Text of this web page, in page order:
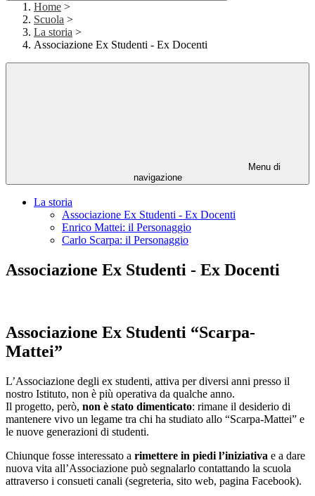
Home >
Scuola >
La storia >
Associazione Ex Studenti - Ex Docenti
Menu di
navigazione
La storia
Associazione Ex Studenti - Ex Docenti
Enrico Mattei: il Personaggio
Carlo Scarpa: il Personaggio
Associazione Ex Studenti - Ex Docenti
Associazione Ex Studenti “Scarpa-
Mattei”
L’Associazione degli ex studenti, attiva per diversi anni presso il
nostro Istituto, non è più operativa da qualche anno.
Il progetto, però, non è stato dimenticato: rimane il desiderio di
mantenere vivo un legame tra chi ha studiato allo “Scarpa-Mattei” e
le nuove generazioni di studenti.
Chiunque fosse interessato a rimettere in piedi l’iniziativa e a dare
nuova vita all’Associazione può segnalarlo contattando la scuola
attraverso i consueti canali (segreteria, sito web, pagina Facebook).